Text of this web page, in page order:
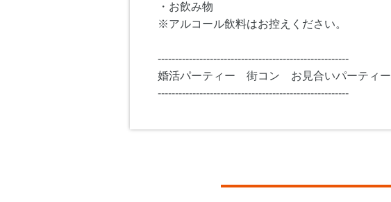
・お飲み物
※アルコール飲料はお控えください。
-------------------------------------------------------
婚活パーティー 街コン お見合いパーティー
-------------------------------------------------------